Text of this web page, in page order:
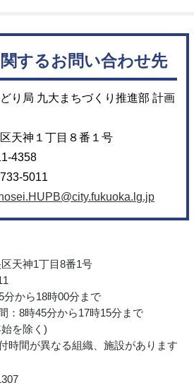
するお問い合わせ先
り局 九大まちづくり推進部 計画
天神１丁目８番１号
4358
5011
天神1丁目8番1号
から18時00分まで
：8時45分から17時15分まで
を除く)
時間が異なる組織、施設があります